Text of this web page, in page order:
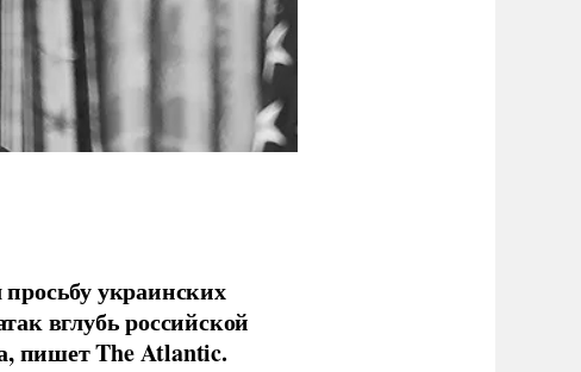
украинских
вглубь российской
пишет The Atlantic.